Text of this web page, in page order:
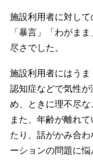
施設利用者に対し
「暴言」「わがま
尽さでした。
施設利用者にはうま
認知症などで気性
め、ときに理不尽な
また、年齢が離れ
たり、話がかみ合
ーションの問題に